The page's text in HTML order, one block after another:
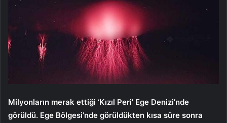
Milyonların merak ettiği ‘Kızıl Peri’ Ege Denizi’nde
görüldü. Ege Bölgesi’nde görüldükten kısa süre sonra